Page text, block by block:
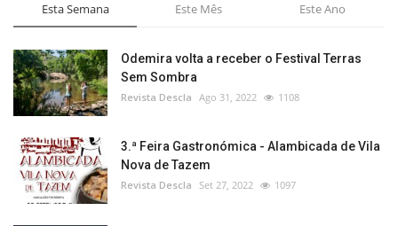
Esta Semana Este Mês Este Ano
Odemira volta a receber o Festival Terras
Sem Sombra
Revista Descla Ago 31, 2022 1108
3.ª Feira Gastronómica - Alambicada de Vila
Nova de Tazem
Revista Descla Set 27, 2022 1097